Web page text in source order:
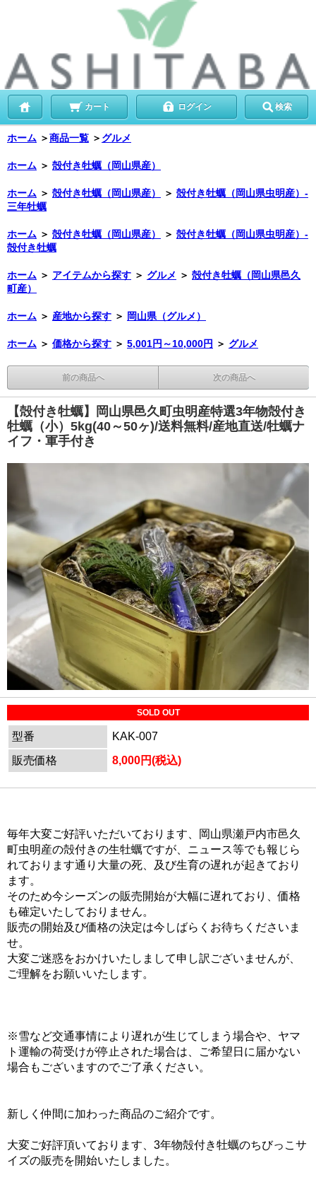
カート ログイン 検索
ホーム ＞商品一覧 ＞ グルメ
ホーム ＞ 殻付き牡蠣（岡山県産）
ホーム ＞ 殻付き牡蠣（岡山県産） ＞ 殻付き牡蠣（岡山県虫明産）-
三年牡蠣
ホーム ＞ 殻付き牡蠣（岡山県産） ＞ 殻付き牡蠣（岡山県虫明産）-
殻付き牡蠣
ホーム ＞ アイテムから探す ＞ グルメ ＞ 殻付き牡蠣（岡山県邑久
町産）
ホーム ＞ 産地から探す ＞ 岡山県（グルメ）
ホーム ＞ 価格から探す ＞ 5,001円～10,000円 ＞ グルメ
前の商品へ 次の商品へ
【殻付き牡蠣】岡山県邑久町虫明産特選3年物殻付き
牡蠣（小）5kg(40～50ヶ)/送料無料/産地直送/牡蠣ナ
イフ・軍手付き
SOLD OUT
型番
KAK-007
販売価格
8,000円(税込)
毎年大変ご好評いただいております、岡山県瀬戸内市邑久
町虫明産の殻付きの生牡蠣ですが、ニュース等でも報じら
れております通り大量の死、及び生育の遅れが起きており
ます。
そのため今シーズンの販売開始が大幅に遅れており、価格
も確定いたしておりません。
販売の開始及び価格の決定は今しばらくお待ちくださいま
せ。
大変ご迷惑をおかけいたしまして申し訳ございませんが、
ご理解をお願いいたします。
※雪など交通事情により遅れが生じてしまう場合や、ヤマ
ト運輸の荷受けが停止された場合は、ご希望日に届かない
場合もございますのでご了承ください。
新しく仲間に加わった商品のご紹介です。
大変ご好評頂いております、3年物殻付き牡蠣のちびっこサ
イズの販売を開始いたしました。